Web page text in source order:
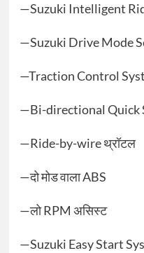
—Suzuki Intelligent
—Suzuki Drive Mode
—Traction Control
—Bi-directional Quick
—Ride-by-wire थ्रॉटल
—दो मोड वाला ABS
—लो RPM असिस्ट
—Suzuki Easy Start